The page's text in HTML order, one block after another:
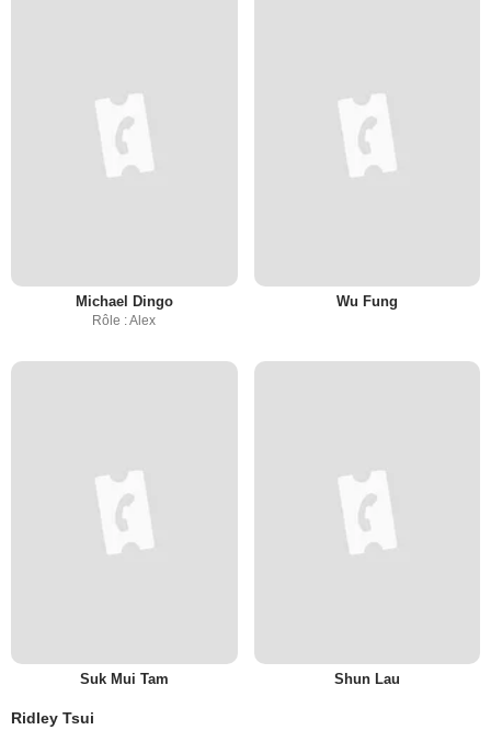
Michael Dingo
Rôle : Alex
Wu Fung
Suk Mui Tam Shun Lau
Ridley Tsui